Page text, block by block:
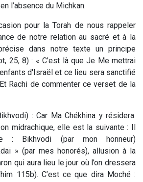
l’absence du Michkan.
pour la Torah de nous rappeler
de notre relation au sacré et à la
dans notre texte un principe
25, 8) : «C'est là que Je Me mettrai
d'Israël et ce lieu sera sanctifié
Rachi de commenter ce verset de la
: Car Ma Chékhina y résidera.
midrachique, elle est la suivante : Il
Bikhvodi (par mon honneur)
» (par mes honorés), allusion à la
qui aura lieu le jour où l’on dressera
115b). C’est ce que dira Moché :